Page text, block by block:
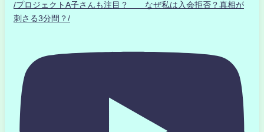
/プロジェクトA子さんも注目？ なぜ私は入会拒否？真相が
刺さる3分間？/